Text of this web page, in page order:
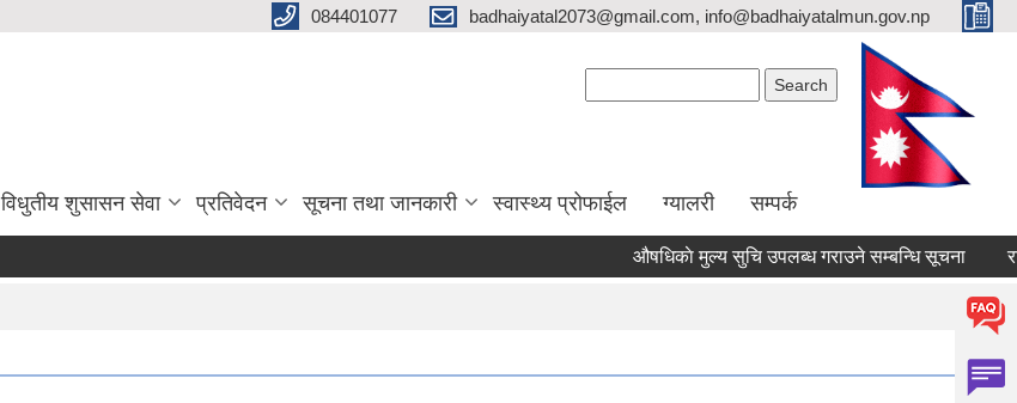
084401077 badhaiyatal2073@gmail.com, info@badhaiyatalmun.gov.np
विधुतीय शुसासन सेवा प्रतिवेदन सूचना तथा जानकारी स्वास्थ्य प्रोफाईल ग्यालरी सम्पर्क
औषधिकाे मुल्य सुचि उपलब्ध गराउने सम्बन्धि सूचना